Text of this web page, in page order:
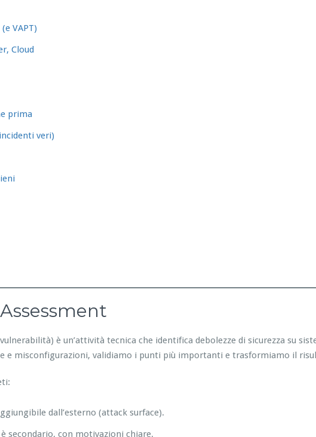
VAPT)
Cloud
prima
veri)
è un’attività tecnica che identifica debolezze di sicurezza su
e misconfigurazioni, validiamo i punti più importanti e trasformiamo il
dall’esterno (attack surface).
secondario, con motivazioni chiare.